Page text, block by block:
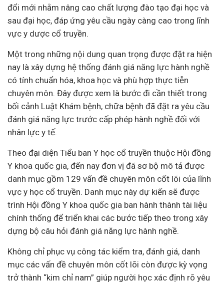
đổi mới nhằm nâng cao chất lượng đào tạo đại học và
sau đại học, đáp ứng yêu cầu ngày càng cao trong lĩnh
vực y dược cổ truyền.
Một trong những nội dung quan trọng được đặt ra hiện
nay là xây dựng hệ thống đánh giá năng lực hành nghề
có tính chuẩn hóa, khoa học và phù hợp thực tiễn
chuyên môn. Đây được xem là bước đi cần thiết trong
bối cảnh Luật Khám bệnh, chữa bệnh đã đặt ra yêu cầu
đánh giá năng lực trước cấp phép hành nghề đối với
nhân lực y tế.
Theo đại diện Tiểu ban Y học cổ truyền thuộc Hội đồng
Y khoa quốc gia, đến nay đơn vị đã sơ bộ mô tả được
danh mục gồm 129 vấn đề chuyên môn cốt lõi của lĩnh
vực y học cổ truyền. Danh mục này dự kiến sẽ được
trình Hội đồng Y khoa quốc gia ban hành thành tài liệu
chính thống để triển khai các bước tiếp theo trong xây
dựng bộ câu hỏi đánh giá năng lực hành nghề.
Không chỉ phục vụ công tác kiểm tra, đánh giá, danh
mục các vấn đề chuyên môn cốt lõi còn được kỳ vọng
trở thành “kim chỉ nam” giúp người học xác định rõ yêu